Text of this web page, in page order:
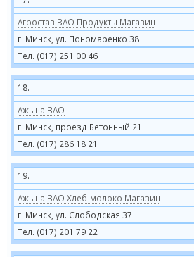
Агростав ЗАО Продукты Магазин
г. Минск, ул. Пономаренко 38
Тел. (017) 251 00 46
18.
Ажына ЗАО
г. Минск, проезд Бетонный 21
Тел. (017) 286 18 21
19.
Ажына ЗАО Хлеб-молоко Магазин
г. Минск, ул. Слободская 37
Тел. (017) 201 79 22